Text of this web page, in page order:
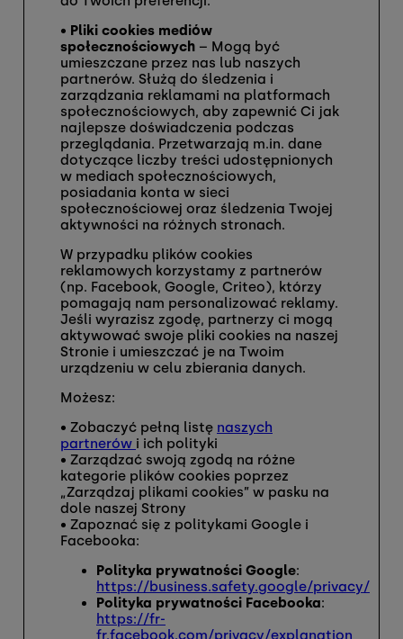
• Pliki cookies mediów
społecznościowych – Mogą być
umieszczane przez nas lub naszych
partnerów. Służą do śledzenia i
zarządzania reklamami na platformach
społecznościowych, aby zapewnić Ci jak
najlepsze doświadczenia podczas
przeglądania. Przetwarzają m.in. dane
dotyczące liczby treści udostępnionych
w mediach społecznościowych,
posiadania konta w sieci
społecznościowej oraz śledzenia Twojej
aktywności na różnych stronach.
W przypadku plików cookies
reklamowych korzystamy z partnerów
(np. Facebook, Google, Criteo), którzy
pomagają nam personalizować reklamy.
Jeśli wyrazisz zgodę, partnerzy ci mogą
aktywować swoje pliki cookies na naszej
Stronie i umieszczać je na Twoim
urządzeniu w celu zbierania danych.
Możesz:
• Zobaczyć pełną listę naszych
partnerów i ich polityki
• Zarządzać swoją zgodą na różne
kategorie plików cookies poprzez
„Zarządzaj plikami cookies” w pasku na
dole naszej Strony
• Zapoznać się z politykami Google i
Facebooka:
Polityka prywatności Google:
https://business.safety.google/privacy/
Polityka prywatności Facebooka:
https://fr-
fr.facebook.com/privacy/explanation